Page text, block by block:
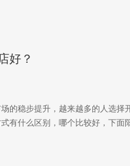
好？
的稳步提升，越来越多的人选择
有什么区别，哪个比较好，下